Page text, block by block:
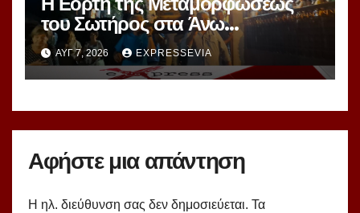
του Σωτήρος στα Άνω
Μάμμουλα
ΑΥΓ 7, 2026 EXPRESSEVIA
Αφήστε μια απάντηση
Η ηλ. διεύθυνση σας δεν δημοσιεύεται. Τα